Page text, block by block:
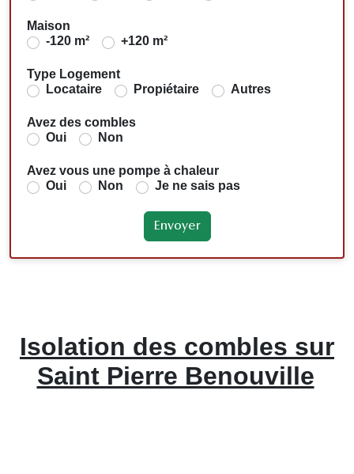
Maison
-120 m²
+120 m²
Type Logement
Locataire
Propiétaire Autres
Avez des combles
Oui
Non
Avez vous une pompe à chaleur
Oui
Non Je ne sais pas
Isolation des combles sur
Saint Pierre Benouville